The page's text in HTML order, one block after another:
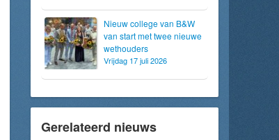
Nieuw college van B&W
van start met twee nieuwe
wethouders
Vrijdag 17 juli 2026
Gerelateerd nieuws